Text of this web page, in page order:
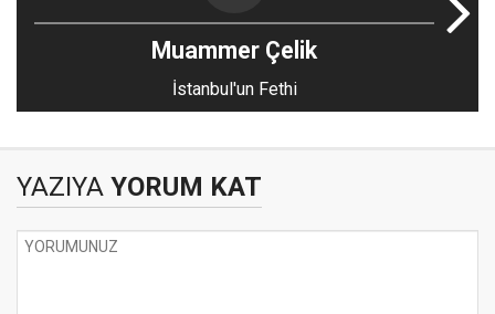
Muammer Çelik
İstanbul'un Fethi
YAZIYA YORUM KAT